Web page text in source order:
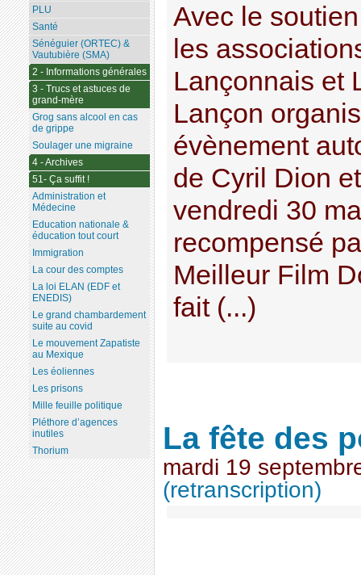
Avec le
les
Lançonnais et
Lançon
évènement
de Cyril Dion
vendredi 30
recompensé
Meilleur Film
fait (...)
La fête des
mardi 19
(retranscription)
PLU
Santé
Sénéguier (ORTEC) &
Vautubière (SMA)
2 - Informations générales
3 - Trucs et astuces de
grand-mère
Grog sans alcool en cas
de grippe
Soulager une migraine
4 - Archives
51- Ça suffit !
Administration et
Médecine
Education nationale &
éducation tout court
Immigration
La cour des comptes
La loi ELAN (EDF et
ENEDIS)
Le grand chambardement
suite au covid
Le mouvement Zapatiste
au Mexique
Les éoliennes
Les prisons
Mille feuille politique
Pléthore d’agences
inutiles
Thorium